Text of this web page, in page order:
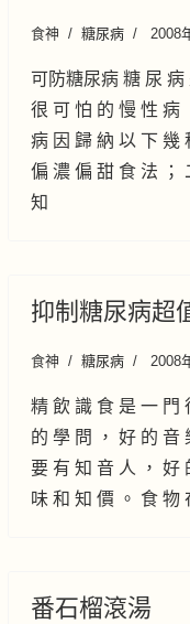
食神 糖尿病 2008
可防糖尿病 糖 尿 病
很 可 怕 的 慢 性 病
病 因 歸 納 以 下 幾
偏 濃 偏 甜 食 法 ；
知
抑制糖尿病超
食神 糖尿病 2008
精 飲 識 食 是 一 門
的 學 問 ， 好 的 音
要 有 知 音 人 ， 好
味 和 知 價 。 食 物
番石榴滾湯